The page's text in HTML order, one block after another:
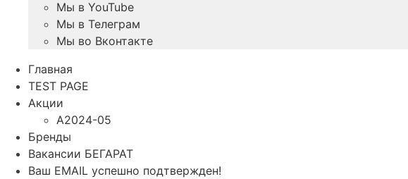
Мы в YouTube
Мы в Телеграм
Мы во Вконтакте
Главная
TEST PAGE
Акции
A2024-05
Бренды
Вакансии БЕГАРАТ
Ваш EMAIL успешно подтвержден!